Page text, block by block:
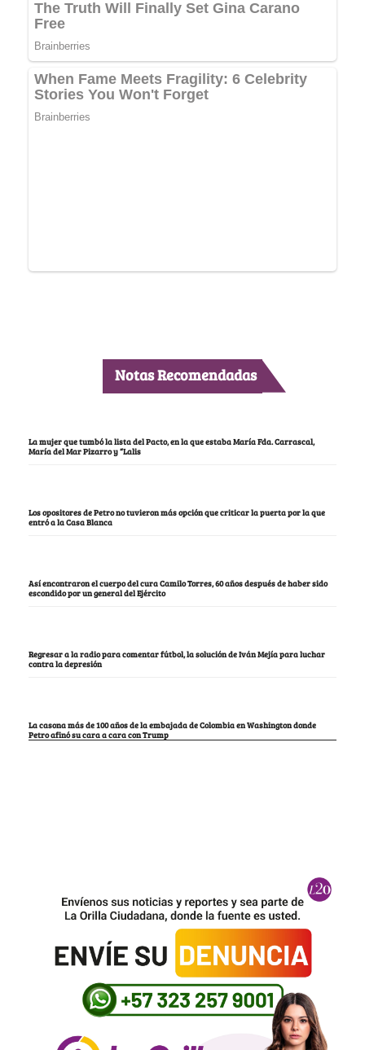
Notas Recomendadas
La mujer que tumbó la lista del Pacto, en la que estaba María Fda. Carrascal,
María del Mar Pizarro y “Lalis
Los opositores de Petro no tuvieron más opción que criticar la puerta por la que
entró a la Casa Blanca
Así encontraron el cuerpo del cura Camilo Torres, 60 años después de haber sido
escondido por un general del Ejército
Regresar a la radio para comentar fútbol, la solución de Iván Mejía para luchar
contra la depresión
La casona más de 100 años de la embajada de Colombia en Washington donde
Petro afinó su cara a cara con Trump